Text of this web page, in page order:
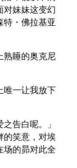
对妹妹这变幻
・佛拉基亚
熟睡的奥克尼
一让我放下
告白呢。」
的笑意，对埃
场的昴对此全